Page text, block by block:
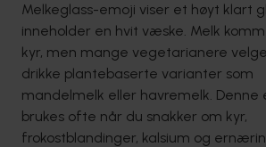
Melkeglass-emoji viser et høyt klart
inneholder en hvit væske. Melk
kyr, men mange vegetarianere
drikke plantebaserte varianter som
mandelmelk eller havremelk. Denne
brukes ofte når du snakker om kyr,
frokostblandinger, kalsium og